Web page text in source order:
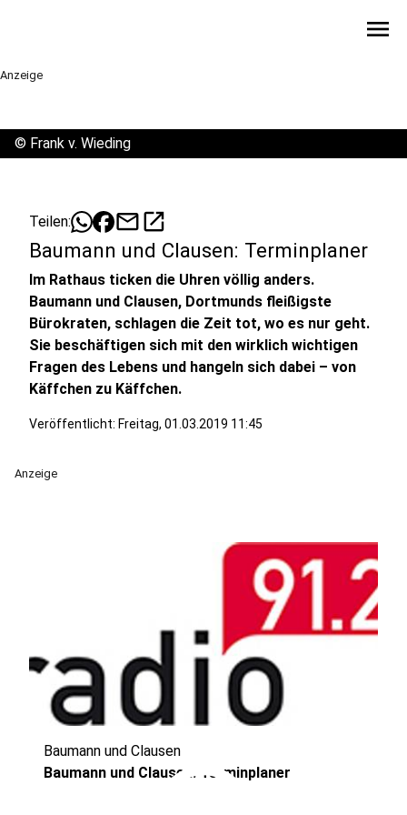
menu
Anzeige
© Frank v. Wieding
Teilen: mailopen_in_new
Baumann und Clausen: Terminplaner
Im Rathaus ticken die Uhren völlig anders.
Baumann und Clausen, Dortmunds fleißigste
Bürokraten, schlagen die Zeit tot, wo es nur geht.
Sie beschäftigen sich mit den wirklich wichtigen
Fragen des Lebens und hangeln sich dabei – von
Käffchen zu Käffchen.
Veröffentlicht: Freitag, 01.03.2019 11:45
Anzeige
Baumann und Clausen
Baumann und Clausen: Terminplaner